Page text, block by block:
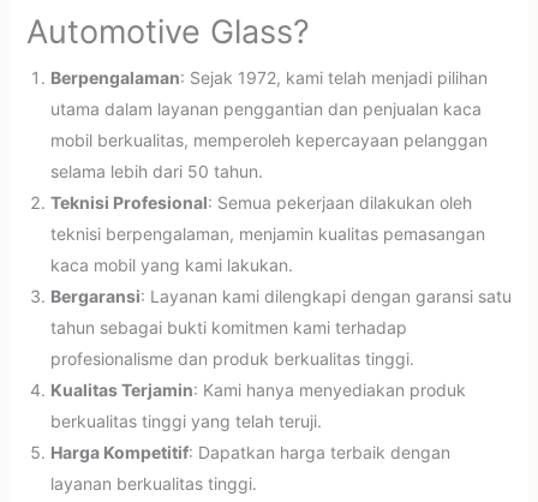
Automotive Glass?
Berpengalaman: Sejak 1972, kami telah menjadi pilihan
utama dalam layanan penggantian dan penjualan kaca
mobil berkualitas, memperoleh kepercayaan pelanggan
selama lebih dari 50 tahun.
Teknisi Profesional: Semua pekerjaan dilakukan oleh
teknisi berpengalaman, menjamin kualitas pemasangan
kaca mobil yang kami lakukan.
Bergaransi: Layanan kami dilengkapi dengan garansi satu
tahun sebagai bukti komitmen kami terhadap
profesionalisme dan produk berkualitas tinggi.
Kualitas Terjamin: Kami hanya menyediakan produk
berkualitas tinggi yang telah teruji.
Harga Kompetitif: Dapatkan harga terbaik dengan
layanan berkualitas tinggi.